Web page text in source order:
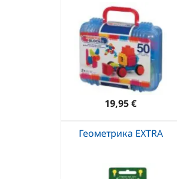
19,95 €
Геометрика EXTRA